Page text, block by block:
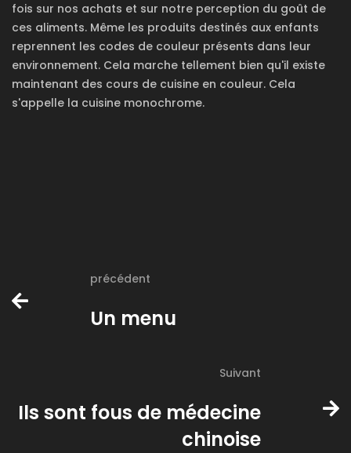
fois sur nos achats et sur notre perception du goût de
ces aliments. Même les produits destinés aux enfants
reprennent les codes de couleur présents dans leur
environnement. Cela marche tellement bien qu'il existe
maintenant des cours de cuisine en couleur. Cela
s'appelle la cuisine monochrome.
précédent
Un menu
Suivant
Ils sont fous de médecine
chinoise